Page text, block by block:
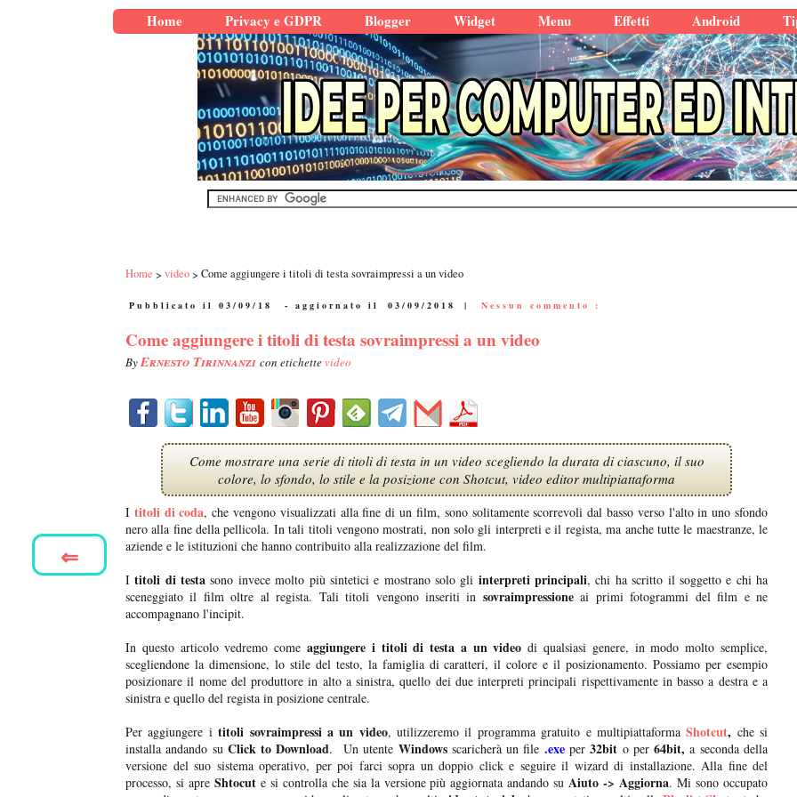
Home Privacy e GDPR Blogger Widget Menu Effetti Android
Home video Come aggiungere i titoli di testa sovraimpressi a un video
Pubblicato il 03/09/18 - aggiornato il 03/09/2018 | Nessun commento :
Come aggiungere i titoli di testa sovraimpressi a un video
ByErnesto Tirinnanzi con etichettevideo
Come mostrare una serie di titoli di testa in un video scegliendo la durata di ciascuno, il suo
colore, lo sfondo, lo stile e la posizione con Shotcut, video editor multipiattaforma
I titoli di coda, che vengono visualizzati alla fine di un film, sono solitamente scorrevoli dal basso verso l'alto in uno sfondo
nero alla fine della pellicola. In tali titoli vengono mostrati, non solo gli interpreti e il regista, ma anche tutte le maestranze, le
aziende e le istituzioni che hanno contribuito alla realizzazione del film.
Ititoli di testa sono invece molto più sintetici e mostrano solo gli interpreti principali, chi ha scritto il soggetto e chi ha
sceneggiato il film oltre al regista. Tali titoli vengono inseriti in sovraimpressioneai primi fotogrammi del film e ne
accompagnano l'incipit.
In questo articolo vedremo come aggiungere i titoli di testa a un video di qualsiasi genere, in modo molto semplice,
scegliendone la dimensione, lo stile del testo, la famiglia di caratteri, il colore e il posizionamento. Possiamo per esempio
posizionare il nome del produttore in alto a sinistra, quello dei due interpreti principali rispettivamente in basso a destra e a
sinistra e quello del regista in posizione centrale.
Per aggiungere ititoli sovraimpressi a un video, utilizzeremo il programma gratuito e multipiattaformaShotcut, che si
installa andando su Click to Download. Un utente Windowsscaricherà un file .exeper32bit o per64bit, a seconda della
versione del suo sistema operativo, per poi farci sopra un doppio click e seguire il wizard di installazione. Alla fine del
processo, si apreShtocute si controlla che sia la versione più aggiornata andando suAiuto -> Aggiorna. Mi sono occupato
⇐